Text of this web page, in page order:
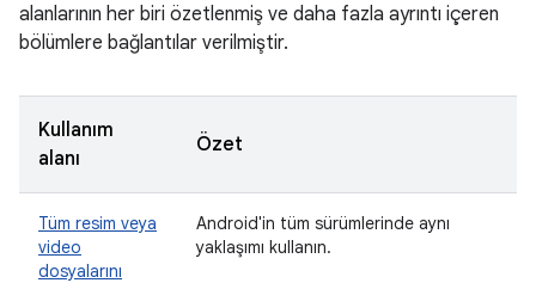
alanlarının her biri özetlenmiş ve daha fazla ayrıntı içeren
bölümlere bağlantılar verilmiştir.
Kullanım
alanı
Özet
Tüm resim veya
video
dosyalarını
Android'in tüm sürümlerinde aynı
yaklaşımı kullanın.